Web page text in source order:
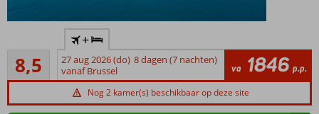
minimale
leeftijd
18 jaar
Direct
8,5
Aanrader
42
beoordelingen
+
27 aug 2026 (do) 8 dagen (7 nachten)
vanaf Brussel
va 1846 p.p.
Nog 2 kamer(s) beschikbaar op deze site